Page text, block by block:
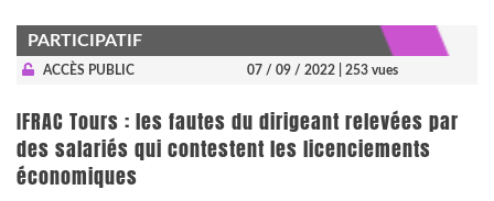
PARTICIPATIF
ACCÈS PUBLIC 07 / 09 / 2022 | 253 vues
IFRAC Tours : les fautes du dirigeant relevées par
des salariés qui contestent les licenciements
économiques